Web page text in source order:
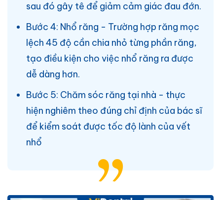
sau đó gây tê để giảm cảm giác đau đớn.
Bước 4: Nhổ răng - Trường hợp răng mọc
lệch 45 độ cần chia nhỏ từng phần răng,
tạo điều kiện cho việc nhổ răng ra được
dễ dàng hơn.
Bước 5: Chăm sóc răng tại nhà - thực
hiện nghiêm theo đúng chỉ định của bác sĩ
để kiểm soát được tốc độ lành của vết
nhổ